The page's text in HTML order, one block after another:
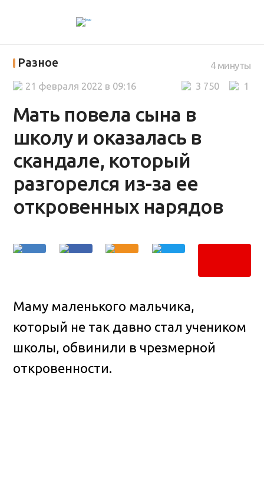
Разное
Мать повела сына в
школу и оказалась в
скандале, который
разгорелся из-за ее
откровенных нарядов
4 минуты
1
3 750
21 февраля 2022 в 09:16
Маму маленького мальчика,
который не так давно стал учеником
школы, обвинили в чрезмерной
откровенности.